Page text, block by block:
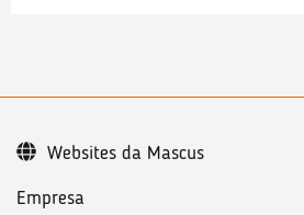
Empresa
Websites da Mascus